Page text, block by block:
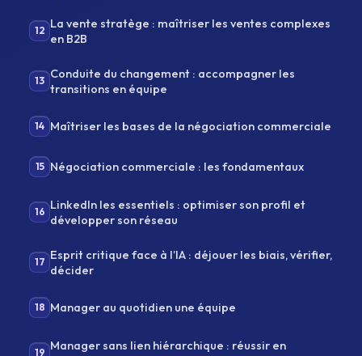
12 La vente stratège : maîtriser les ventes complexes
en B2B
13 Conduite du changement : accompagner les
transitions en équipe
14 Maîtriser les bases de la négociation commerciale
15 Négociation commerciale : les fondamentaux
16 LinkedIn les essentiels : optimiser son profil et
développer son réseau
17 Esprit critique face à l’IA : déjouer les biais, vérifier,
décider
18 Manager au quotidien une équipe
19 Manager sans lien hiérarchique : réussir en